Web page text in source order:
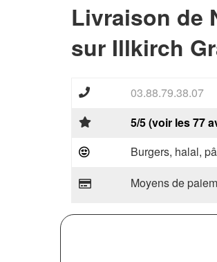
Livraison de
sur Illkirch
03.88.79.38.07
5/5 (voir les 77
Burgers, halal,
Moyens de